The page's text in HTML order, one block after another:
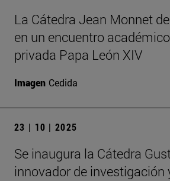
La Cátedra Jean Monnet
en un encuentro
privada Papa León XIV
Imagen Cedida
23 | 10 | 2025
Se inaugura la Cátedra
innovador de